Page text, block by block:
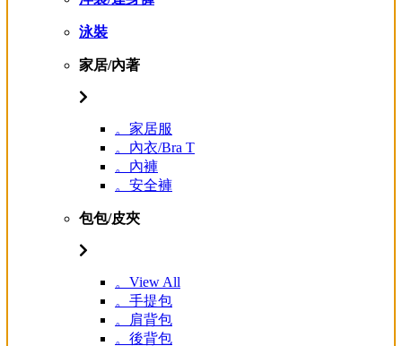
泳裝
家居/內著
。家居服
。內衣/Bra T
。內褲
。安全褲
包包/皮夾
。View All
。手提包
。肩背包
。後背包